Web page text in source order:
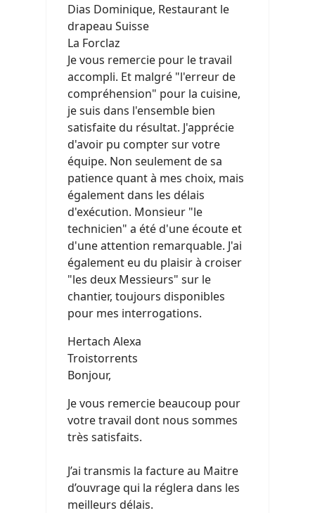
Dias Dominique, Restaurant le
drapeau Suisse
La Forclaz
Je vous remercie pour le travail
accompli. Et malgré "l'erreur de
compréhension" pour la cuisine,
je suis dans l'ensemble bien
satisfaite du résultat. J'apprécie
d'avoir pu compter sur votre
équipe. Non seulement de sa
patience quant à mes choix, mais
également dans les délais
d'exécution. Monsieur "le
technicien" a été d'une écoute et
d'une attention remarquable. J'ai
également eu du plaisir à croiser
"les deux Messieurs" sur le
chantier, toujours disponibles
pour mes interrogations.
Hertach Alexa
Troistorrents
Bonjour,
Je vous remercie beaucoup pour
votre travail dont nous sommes
très satisfaits.
J’ai transmis la facture au Maitre
d’ouvrage qui la réglera dans les
meilleurs délais.